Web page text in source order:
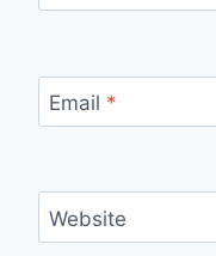
Email *
Website